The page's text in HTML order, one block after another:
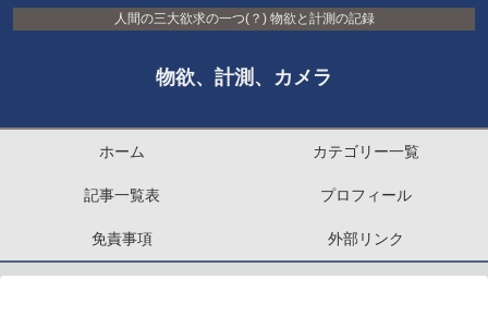
人間の三大欲求の一つ(？) 物欲と計測の記録
物欲、計測、カメラ
ホーム カテゴリー一覧
記事一覧表 プロフィール
免責事項 外部リンク